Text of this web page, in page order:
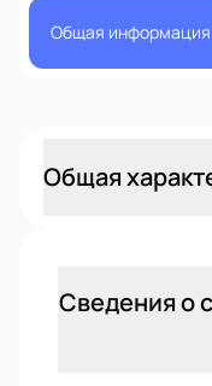
Общая информация
Общая
Сведения о